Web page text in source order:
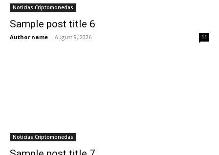
Noticias Criptomonedas
Sample post title 6
Author name - August 9, 2026 11
Noticias Criptomonedas